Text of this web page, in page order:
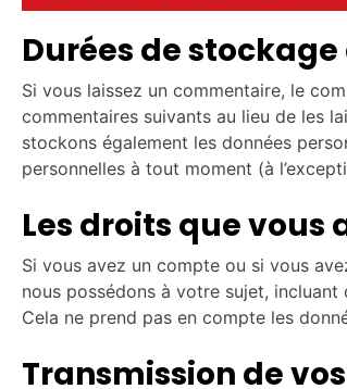
Durées de
Si vous laissez un commentaire, le
commentaires suivants au lieu de les
stockons également les données
personnelles à tout moment (à
Les droits que vous
Si vous avez un compte ou si vous
nous possédons à votre sujet,
Cela ne prend pas en compte les
Transmission de